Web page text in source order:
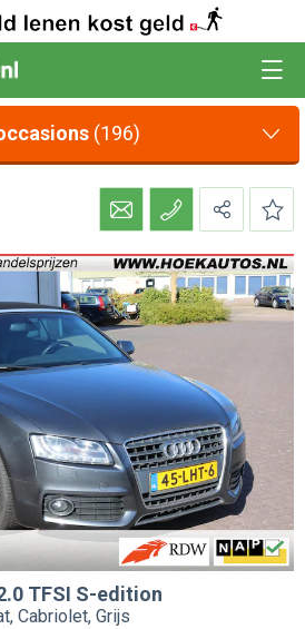
(196)
TFSI S-edition
Cabriolet, Grijs